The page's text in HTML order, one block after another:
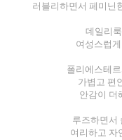
러블리하면서 페미닌
데일리
여성스럽
폴리에스테
가볍고 편
안감이 더
루즈하면서
여리하고 자